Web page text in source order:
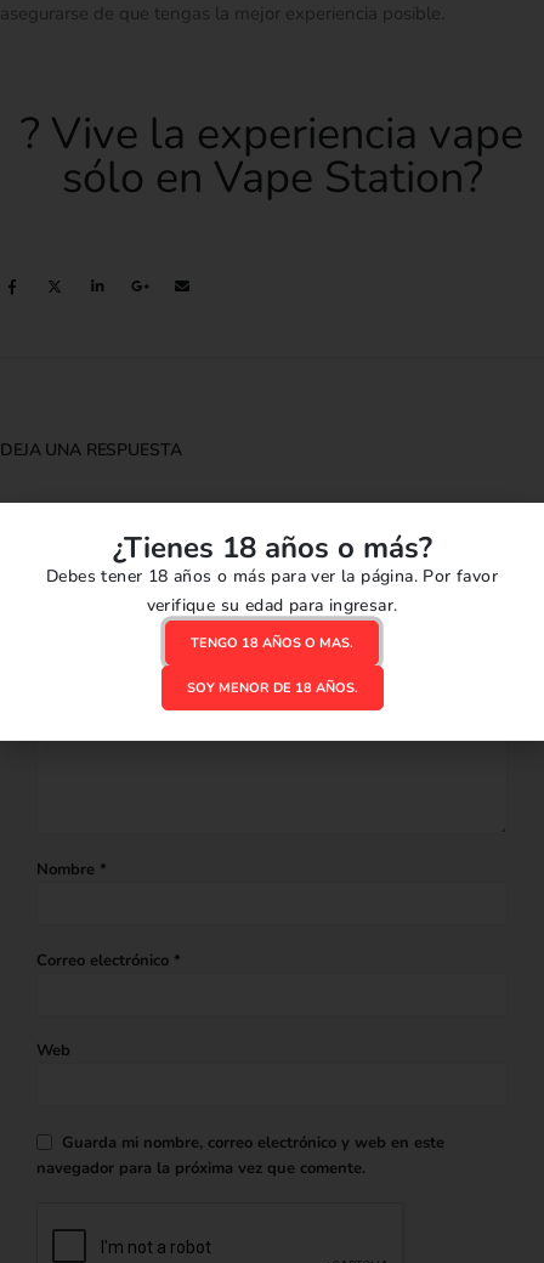
asegurarse de que tengas la mejor experiencia posible.
? Vive la experiencia vape
sólo en Vape Station?
DEJA UNA RESPUESTA
Tu dirección de correo electrónico no será publicada. Los campos
obligatorios están marcados con *
Nombre *
Correo electrónico *
Web
Guarda mi nombre, correo electrónico y web en este
navegador para la próxima vez que comente.
¿Tienes 18 años o más?
Debes tener 18 años o más para ver la página. Por favor
verifique su edad para ingresar.
TENGO 18 AÑOS O MAS.
SOY MENOR DE 18 AÑOS.